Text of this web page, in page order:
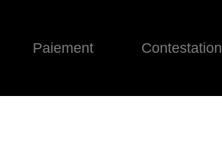
Paiement Contestation